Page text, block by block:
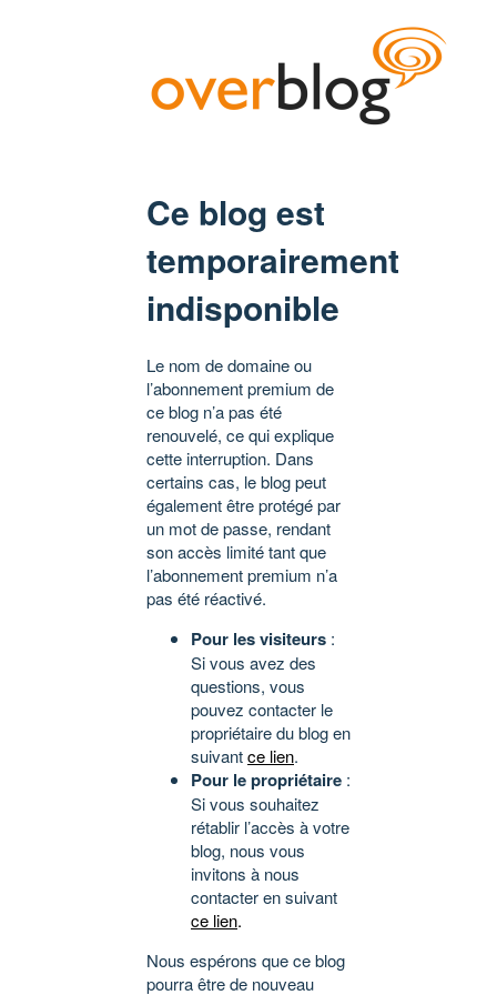
Ce blog est
temporairement
indisponible
Le nom de domaine ou
l’abonnement premium de
ce blog n’a pas été
renouvelé, ce qui explique
cette interruption. Dans
certains cas, le blog peut
également être protégé par
un mot de passe, rendant
son accès limité tant que
l’abonnement premium n’a
pas été réactivé.
Pour les visiteurs :
Si vous avez des
questions, vous
pouvez contacter le
propriétaire du blog en
suivantce lien.
Pour le propriétaire :
Si vous souhaitez
rétablir l’accès à votre
blog, nous vous
invitons à nous
contacter en suivant
ce lien.
Nous espérons que ce blog
pourra être de nouveau